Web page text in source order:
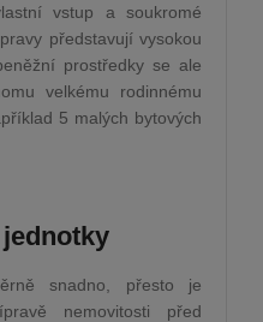
vstup a soukromé
představují vysokou
prostředky se ale
velkému rodinnému
5 malých bytových
snadno, přesto je
nemovitosti před